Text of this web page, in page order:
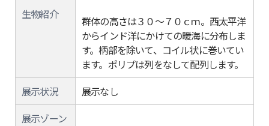
生物紹介
群体の高さは３０～７０ｃｍ。西太平洋
からインド洋にかけての暖海に分布しま
す。柄部を除いて、コイル状に巻いてい
ます。ポリプは列をなして配列します。
展示状況
展示なし
展示ゾーン